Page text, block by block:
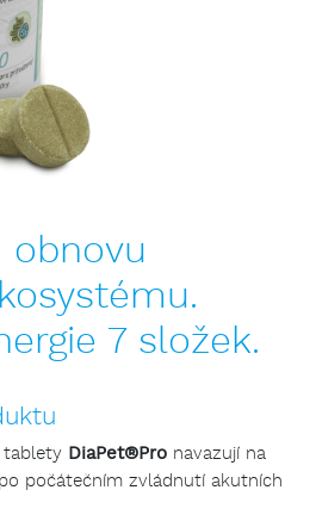
obnovu
7 složek.
tablety DiaPet®Pro navazují na
počátečním zvládnutí akutních